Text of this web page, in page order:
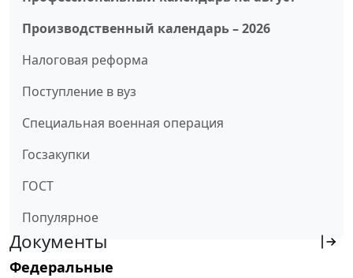
Производственный календарь – 2026
Налоговая реформа
Поступление в вуз
Специальная военная операция
Госзакупки
ГОСТ
Популярное
Документы
Федеральные